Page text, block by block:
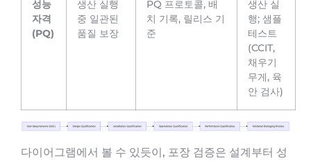
성능
자격
(PQ)
생산 실행
중 일관된
품질 보장
PQ 프로토콜, 배
치 기록, 릴리스 기
준
생산 실
행; 샘플
테스트
(CCIT,
채우기
무게, 육
안 검사)
다이어그램에서 볼 수 있듯이, 포장 검증은 설계부터 성